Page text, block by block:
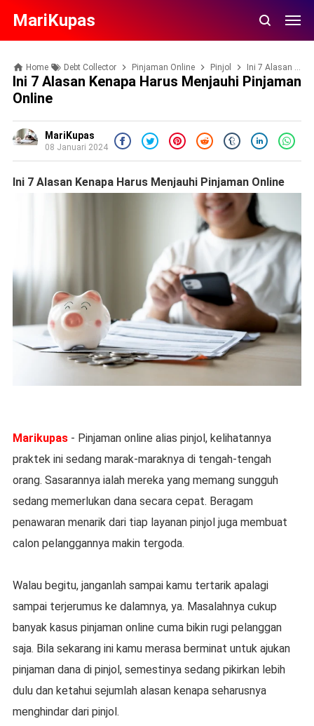
MariKupas
Home Debt Collector Pinjaman Online Pinjol Ini 7 Alasan Kenapa Harus Menjauhi Pinjaman Online
Ini 7 Alasan Kenapa Harus Menjauhi Pinjaman
Online
MariKupas
08 Januari 2024
Ini 7 Alasan Kenapa Harus Menjauhi Pinjaman Online
Marikupas- Pinjaman online alias pinjol, kelihatannya
praktek ini sedang marak-maraknya di tengah-tengah
orang. Sasarannya ialah mereka yang memang sungguh
sedang memerlukan dana secara cepat. Beragam
penawaran menarik dari tiap layanan pinjol juga membuat
calon pelanggannya makin tergoda.
Walau begitu, janganlah sampai kamu tertarik apalagi
sampai terjerumus ke dalamnya, ya. Masalahnya cukup
banyak kasus pinjaman online cuma bikin rugi pelanggan
saja. Bila sekarang ini kamu merasa berminat untuk ajukan
pinjaman dana di pinjol, semestinya sedang pikirkan lebih
dulu dan ketahui sejumlah alasan kenapa seharusnya
menghindar dari pinjol.